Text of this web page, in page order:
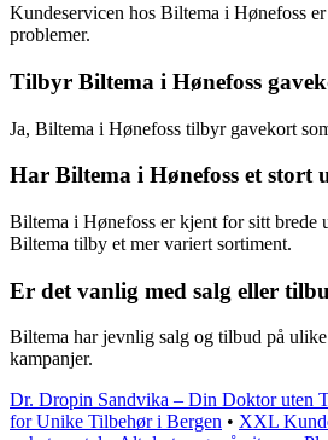
Kundeservicen hos Biltema i Hønefoss
problemer.
Tilbyr Biltema i Hønefoss
Ja, Biltema i Hønefoss tilbyr gavekort
Har Biltema i Hønefoss et
Biltema i Hønefoss er kjent for sitt brede
Biltema tilby et mer variert sortiment.
Er det vanlig med salg eller
Biltema har jevnlig salg og tilbud på
kampanjer.
Dr. Dropin Sandvika – Din Doktor uten
for Unike Tilbehør i Bergen • XXL